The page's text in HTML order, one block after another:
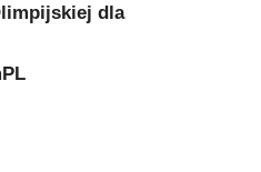
dla